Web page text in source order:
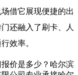
借它展现便捷的出
还融入了刷卡、人
效率。
价是多少？哈尔滨